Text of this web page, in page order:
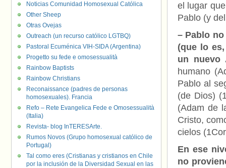
el lugar
Pablo (y
– Pablo
(que lo
un nuevo
humano
Pablo al
(de Dios)
(Adam de
Cristo,
cielos
En ese
no
Noticias Comunidad Homosexual Católica
Other Sheep
Otras Ovejas
Outreach (un recurso católico LGTBQ)
Pastoral Ecuménica VIH-SIDA (Argentina)
Progetto su fede e omosessualità
Rainbow Baptists
Rainbow Christians
Reconaissance (padres de personas
homosexuales). Francia
Refo – Rete Evangelica Fede e Omosessualità
(Italia)
Revista- blog InTERESArte.
Rumos Novos (Grupo homosexual católico de
Portugal)
Tal como eres (Cristianas y cristianos en Chile
por la inclusión de la Diversidad Sexual en las